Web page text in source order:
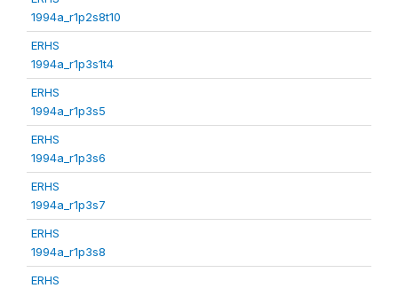
1994a_r1p2s8t10
ERHS
1994a_r1p3s1t4
ERHS
1994a_r1p3s5
ERHS
1994a_r1p3s6
ERHS
1994a_r1p3s7
ERHS
1994a_r1p3s8
ERHS